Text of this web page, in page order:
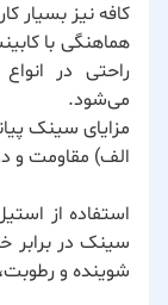
کافه نیز بسیار
هماهنگی با
می‌شود.
مزایای سینک
الف) مقاومت و
سینک در برابر
شوینده و